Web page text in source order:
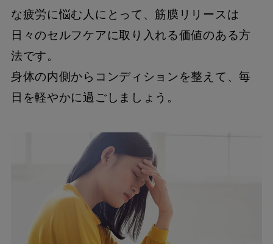
な疲労に悩む人にとって、筋膜リリースは
日々のセルフケアに取り入れる価値のある方
法です。
身体の内側からコンディションを整えて、毎
日を軽やかに過ごしましょう。